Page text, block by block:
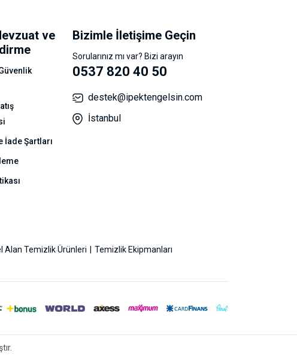
ve
İade Şartları
Bizimle İletişime Geçin
Sorularınız mı var? Bizi arayın
0537 820 40 50
destek@ipektengelsin.com
İstanbul
Alan Temizlik Ürünleri Temizlik Ekipmanları